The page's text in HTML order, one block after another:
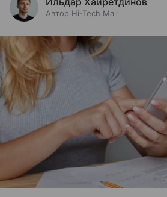
Автор Hi-Tech Mail